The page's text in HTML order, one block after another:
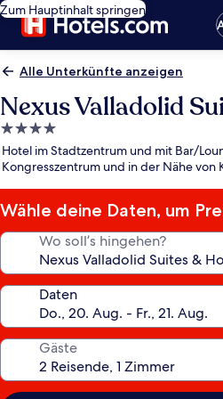
Zum Hauptinhalt springen
Alle Unterkünfte anzeigen
Nexus Valladolid
4.0-
Sterne-
Unterkunft
Hotel im Stadtzentrum und mit Bar/
Kongresszentrum und in der Nähe von
Wähle deine Daten, um
Wo soll’s hingehen?
Daten
Gäste